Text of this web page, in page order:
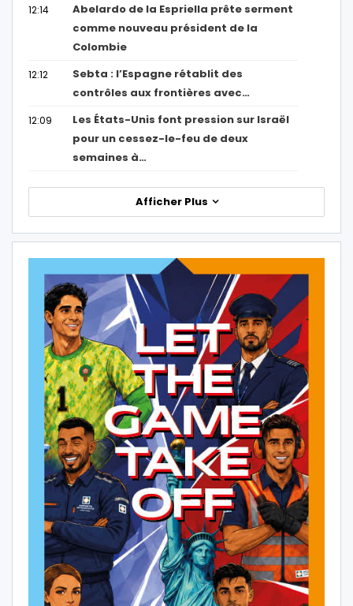
12:14
Abelardo de la Espriella prête serment
comme nouveau président de la
Colombie
12:12
Sebta : l’Espagne rétablit des
contrôles aux frontières avec…
12:09
Les États-Unis font pression sur Israël
pour un cessez-le-feu de deux
semaines à…
Afficher Plus